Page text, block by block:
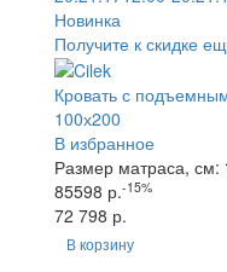
Новинка
Получите к скидке
Кровать с
100х200
В избранное
Размер матраса, см:
85598 р.-15%
72 798 р.
В корзину